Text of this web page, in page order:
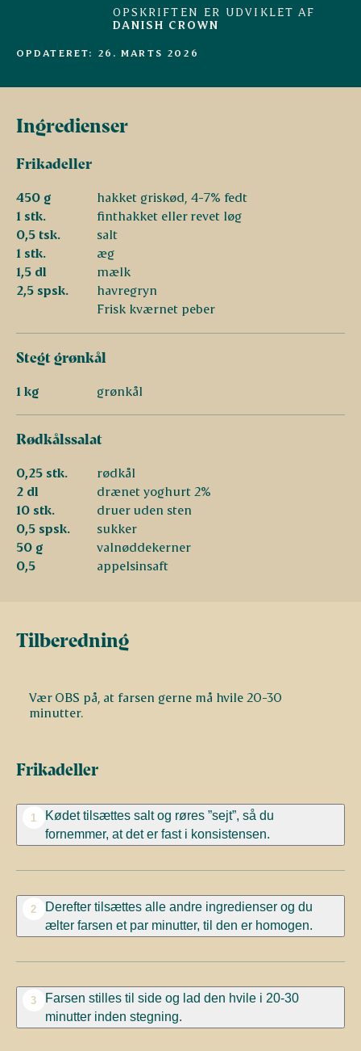
OPSKRIFTEN ER UDVIKLET AF
DANISH CROWN
OPDATERET: 26. MARTS 2026
Ingredienser
Frikadeller
450 g
hakket griskød, 4-7% fedt
1 stk.
finthakket eller revet løg
0,5 tsk.
salt
1 stk.
æg
1,5 dl
mælk
2,5 spsk.
havregryn
Frisk kværnet peber
Stegt grønkål
1 kg grønkål
Rødkålssalat
0,25 stk.
rødkål
2 dl
drænet yoghurt 2%
10 stk.
druer uden sten
0,5 spsk.
sukker
50 g
valnøddekerner
0,5
appelsinsaft
Tilberedning
Vær OBS på, at farsen gerne må hvile 20-30
minutter.
Frikadeller
1
Kødet tilsættes salt og røres ”sejt”, så du
fornemmer, at det er fast i konsistensen.
2
Derefter tilsættes alle andre ingredienser og du
ælter farsen et par minutter, til den er homogen.
3
Farsen stilles til side og lad den hvile i 20-30
minutter inden stegning.